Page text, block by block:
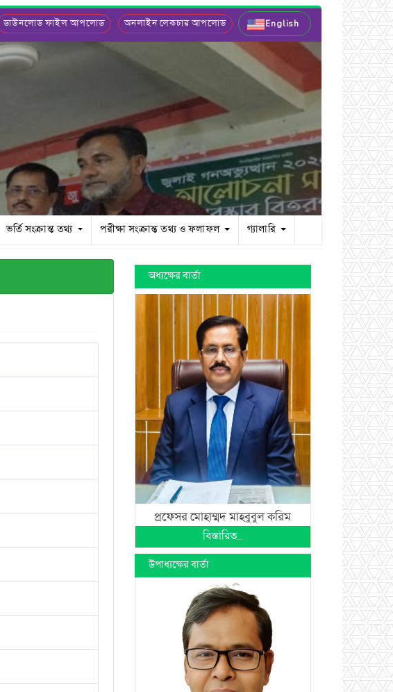
ডাউনলোড ফাইল আপলোড অনলাইন লেকচার আপলোড English
ভর্তি সংক্রান্ত তথ্য পরীক্ষা সংক্রান্ত তথ্য ও ফলাফল গ্যালারি
অধ্যক্ষের বার্তা
প্রফেসর মোহাম্মদ মাহবুবুল করিম
বিস্তারিত...
উপাধ্যক্ষের বার্তা